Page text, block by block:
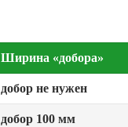
Ширина «добора»
добор не нужен
добор 100 мм